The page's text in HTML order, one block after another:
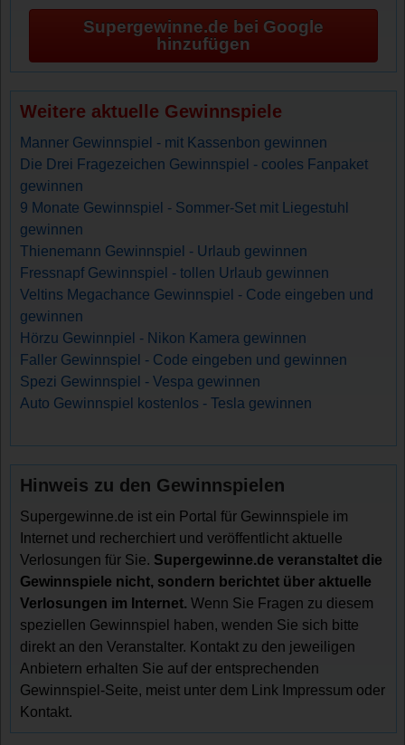
Supergewinne.de bei Google
hinzufügen
Weitere aktuelle Gewinnspiele
Manner Gewinnspiel - mit Kassenbon gewinnen
Die Drei Fragezeichen Gewinnspiel - cooles Fanpaket
gewinnen
9 Monate Gewinnspiel - Sommer-Set mit Liegestuhl
gewinnen
Thienemann Gewinnspiel - Urlaub gewinnen
Fressnapf Gewinnspiel - tollen Urlaub gewinnen
Veltins Megachance Gewinnspiel - Code eingeben und
gewinnen
Hörzu Gewinnpiel - Nikon Kamera gewinnen
Faller Gewinnspiel - Code eingeben und gewinnen
Spezi Gewinnspiel - Vespa gewinnen
Auto Gewinnspiel kostenlos - Tesla gewinnen
Hinweis zu den Gewinnspielen
Supergewinne.de ist ein Portal für Gewinnspiele im
Internet und recherchiert und veröffentlicht aktuelle
Verlosungen für Sie. Supergewinne.de veranstaltet die
Gewinnspiele nicht, sondern berichtet über aktuelle
Verlosungen im Internet. Wenn Sie Fragen zu diesem
speziellen Gewinnspiel haben, wenden Sie sich bitte
direkt an den Veranstalter. Kontakt zu den jeweiligen
Anbietern erhalten Sie auf der entsprechenden
Gewinnspiel-Seite, meist unter dem Link Impressum oder
Kontakt.